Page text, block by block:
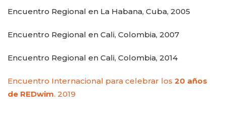
Encuentro Regional en La Habana, Cuba, 2005
Encuentro Regional en Cali, Colombia, 2007
Encuentro Regional en Cali, Colombia, 2014
Encuentro Internacional para celebrar los 20 años
de REDwim. 2019